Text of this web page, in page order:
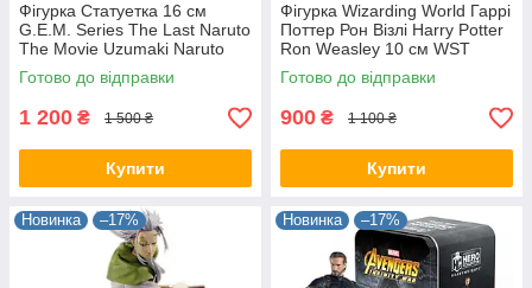
Фігурка Статуетка 16 см
G.E.M. Series The Last Naruto
The Movie Uzumaki Naruto
Наруто Удзумакі NA 22.200
Готово до відправки
1 200 ₴ 1 500 ₴
Купити
Фігурка Wizarding World Гаррі
Поттер Рон Візлі Harry Potter
Ron Weasley 10 см WST
movie HP RW
Готово до відправки
900 ₴ 1 100 ₴
Купити
Новинка –17% Новинка –17%